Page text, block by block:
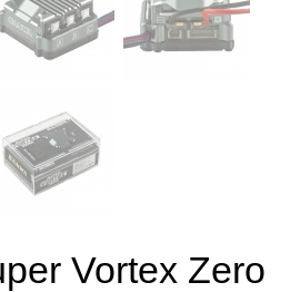
Vortex Zero